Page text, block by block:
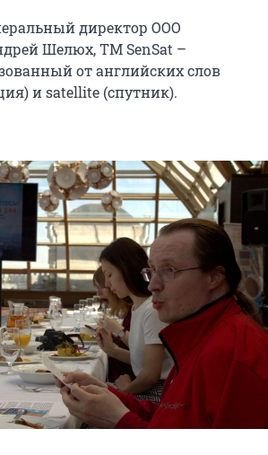
директор ООО
Шелюх, ТМ SenSat –
от английских слов
и satellite (спутник).